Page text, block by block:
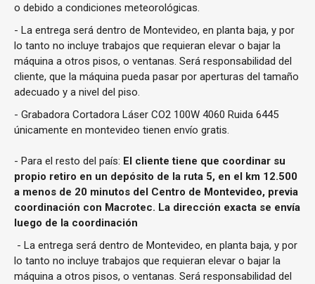
o debido a condiciones meteorológicas.
- La entrega será dentro de Montevideo, en planta baja, y por
lo tanto no incluye trabajos que requieran elevar o bajar la
máquina a otros pisos, o ventanas. Será responsabilidad del
cliente, que la máquina pueda pasar por aperturas del tamaño
adecuado y a nivel del piso.
- Grabadora Cortadora Láser CO2 100W 4060 Ruida 6445
únicamente en montevideo tienen envío gratis.
- Para el resto del país: El cliente tiene que coordinar su
propio retiro en un depósito de la ruta 5, en el km 12.500
a menos de 20 minutos del Centro de Montevideo, previa
coordinación con Macrotec. La dirección exacta se envía
luego de la coordinación
- La entrega será dentro de Montevideo, en planta baja, y por
lo tanto no incluye trabajos que requieran elevar o bajar la
máquina a otros pisos, o ventanas. Será responsabilidad del